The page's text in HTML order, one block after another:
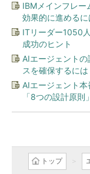
IBMメインフレ
効果的に進めるに
ITリーダー1050
成功のヒント
AIエージェント
スを確保するには
AIエージェント
「8つの設計原則」
トップ